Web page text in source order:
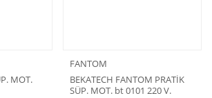
MOT.
FANTOM
BEKATECH FANTOM PRATİK
SÜP. MOT. bt 0101 220 V.